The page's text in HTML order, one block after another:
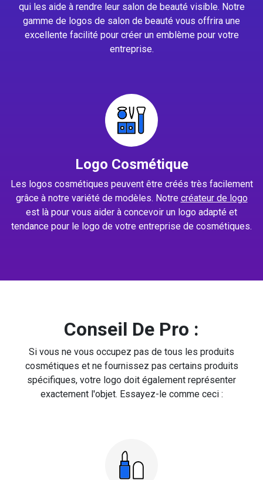
qui les aide à rendre leur salon de beauté visible. Notre
gamme de logos de salon de beauté vous offrira une
excellente facilité pour créer un emblème pour votre
entreprise.
Logo Cosmétique
Les logos cosmétiques peuvent être créés très facilement
grâce à notre variété de modèles. Notre créateur de logo
est là pour vous aider à concevoir un logo adapté et
tendance pour le logo de votre entreprise de cosmétiques.
Conseil De Pro :
Si vous ne vous occupez pas de tous les produits
cosmétiques et ne fournissez pas certains produits
spécifiques, votre logo doit également représenter
exactement l'objet. Essayez-le comme ceci :